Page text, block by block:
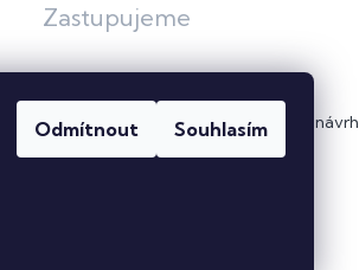
Odmítnout Souhlasím
Zastupujeme
Grafický návrh